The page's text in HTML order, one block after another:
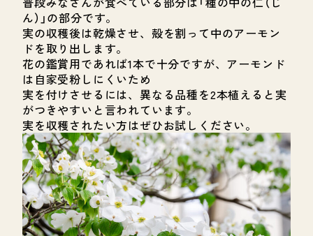
ん）」の部分です。
実の収穫後は乾燥させ、殻を割って中のアーモン
ドを取り出します。
花の鑑賞用であれば1本で十分ですが、アーモンド
は自家受粉しにくいため
実を付けさせるには、異なる品種を2本植えると実
がつきやすいと言われています。
実を収穫されたい方はぜひお試しください。